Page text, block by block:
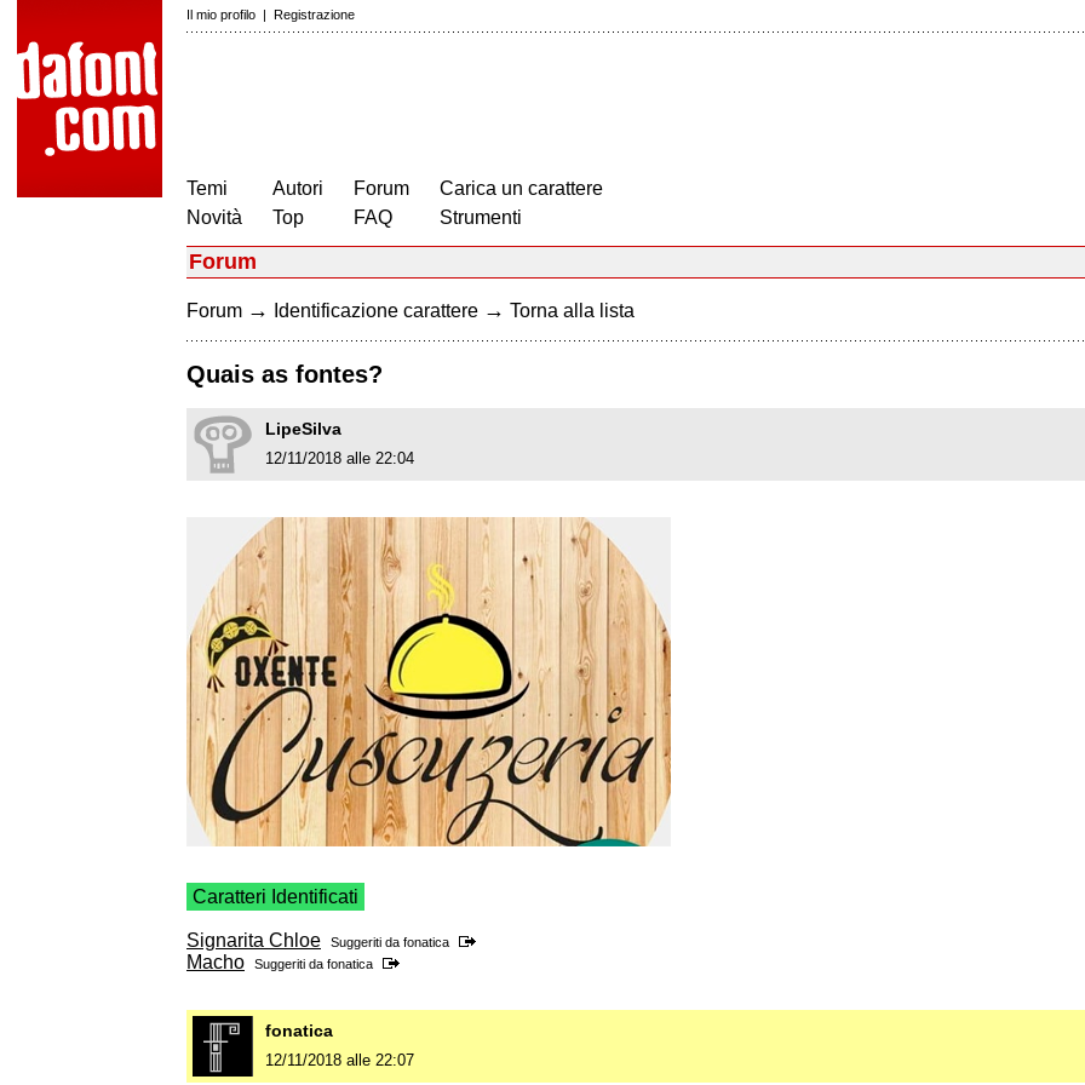
Il mio profilo | Registrazione
Temi
Novità
Autori
Top
Forum
FAQ
Carica un carattere
Strumenti
Forum
Forum → Identificazione carattere → Torna alla lista
Quais as fontes?
LipeSilva
12/11/2018 alle 22:04
Caratteri Identificati
Signarita Chloe Suggeriti da fonatica
Macho Suggeriti da fonatica
fonatica
12/11/2018 alle 22:07